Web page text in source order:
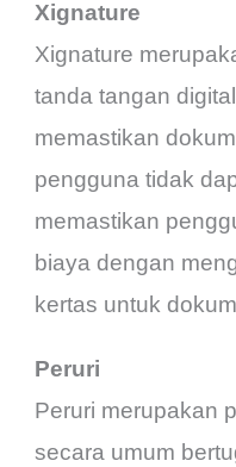
Xignature
Xignature
tanda tangan
memastikan
pengguna tidak
memastikan
biaya dengan
kertas untuk
Peruri
Peruri merupakan
secara umum